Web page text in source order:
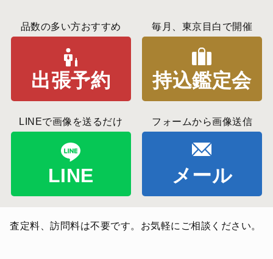
品数の多い方おすすめ
出張予約
毎月、東京目白で開催
持込鑑定会
LINEで画像を送るだけ
LINE
フォームから画像送信
メール
査定料、訪問料は不要です。お気軽にご相談ください。